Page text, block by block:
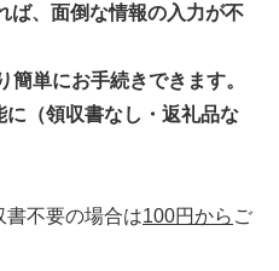
ば、面倒な情報の入力が不
単にお手続きできます。
（領収書なし・返礼品な
書不要の場合は100円から ご